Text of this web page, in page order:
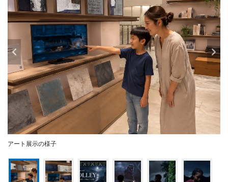
アート展示の様子